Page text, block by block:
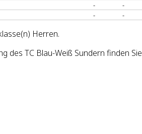
- -
- -
Herren.
des TC Blau-Weiß Sundern finden Sie